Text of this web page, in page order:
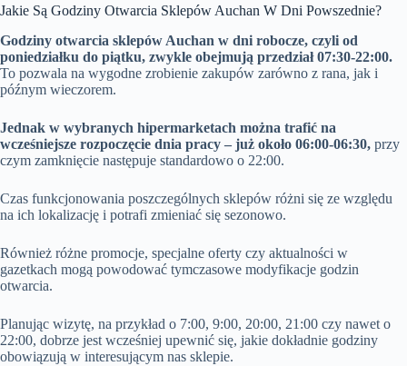
Jakie Są Godziny Otwarcia Sklepów Auchan W Dni Powszednie?
Godziny otwarcia sklepów Auchan w dni robocze, czyli od
poniedziałku do piątku, zwykle obejmują przedział 07:30-22:00.
To pozwala na wygodne zrobienie zakupów zarówno z rana, jak i
późnym wieczorem.
Jednak w wybranych hipermarketach można trafić na
wcześniejsze rozpoczęcie dnia pracy – już około 06:00-06:30, przy
czym zamknięcie następuje standardowo o 22:00.
Czas funkcjonowania poszczególnych sklepów różni się ze względu
na ich lokalizację i potrafi zmieniać się sezonowo.
Również różne promocje, specjalne oferty czy aktualności w
gazetkach mogą powodować tymczasowe modyfikacje godzin
otwarcia.
Planując wizytę, na przykład o 7:00, 9:00, 20:00, 21:00 czy nawet o
22:00, dobrze jest wcześniej upewnić się, jakie dokładnie godziny
obowiązują w interesującym nas sklepie.